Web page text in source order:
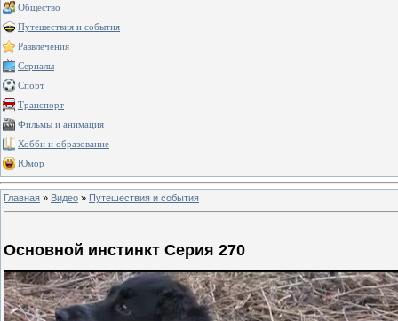
Общество
Путешествия и события
Развлечения
Сериалы
Спорт
Транспорт
Фильмы и анимация
Хобби и образование
Юмор
Главная » Видео » Путешествия и события
Основной инстинкт Серия 270